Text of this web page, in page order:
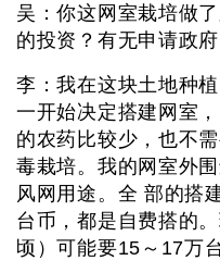
吴：你这网室栽培做
的投资？有无申请政府
李：我在这块土地种
一开始决定搭建网室
的农药比较少，也不
毒栽培。我的网室外
风网用途。全 部的搭
台币，都是自费搭的
顷）可能要15～17万